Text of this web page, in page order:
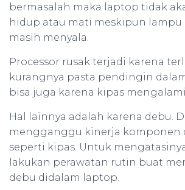
bermasalah maka laptop tidak
hidup atau mati meskipun
masih menyala.
Processor rusak terjadi karena
kurangnya pasta pendingin
bisa juga karena kipas mengalami
Hal lainnya adalah karena debu.
mengganggu kinerja komponen
seperti kipas. Untuk
lakukan perawatan rutin buat
debu didalam laptop.